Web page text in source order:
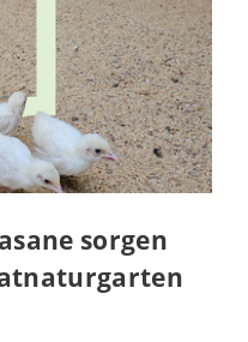
Weißenfels, Anne Kasten
sorgen